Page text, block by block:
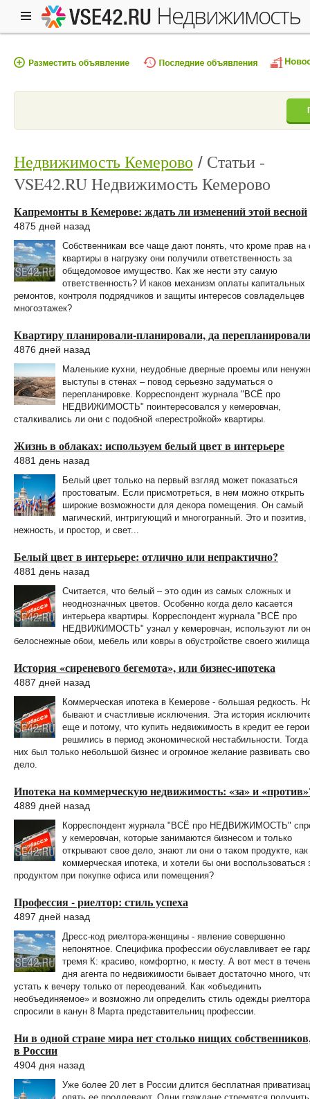
недвижимость
Недвижимость Кемерово
Статьи -
VSE42.RU Недвижимость Кемерово
Капремонты в Кемерове: ждать ли изменений этой весной
4875 дней назад
Собственникам все чаще дают понять, что кроме прав на
квартиры в нагрузку они получили ответственность за
общедомовое имущество. Как же нести эту самую
ответственность? И каков механизм оплаты капитальных
ремонтов, контроля подрядчиков и защиты интересов совладельцев
многоэтажек?
Квартиру планировали-планировали, да перепланировали
4876 дней назад
Маленькие кухни, неудобные дверные проемы или
выступы в стенах – повод серьезно задуматься о
перепланировке. Корреспондент журнала "ВСЁ про
НЕДВИЖИМОСТЬ" поинтересовался у кемеровчан,
сталкивались ли они с подобной «перестройкой» квартиры.
Жизнь в облаках: используем белый цвет в интерьере
4881 день назад
Белый цвет только на первый взгляд может показаться
простоватым. Если присмотреться, в нем можно открыть
широкие возможности для декора помещения. Он самый
магический, интригующий и многогранный. Это и позитив,
нежность, и простор, и свет...
Белый цвет в интерьере: отлично или непрактично?
4881 день назад
Считается, что белый – это один из самых сложных и
неоднозначных цветов. Особенно когда дело касается
интерьера квартиры. Корреспондент журнала "ВСЁ про
НЕДВИЖИМОСТЬ" узнал у кемеровчан, используют ли
белоснежные обои, мебель или ковры в обустройстве своего
История «сиреневого бегемота», или бизнес-ипотека
4887 дней назад
Коммерческая ипотека в Кемерове - большая редкость.
бывают и счастливые исключения. Эта история
еще и потому, что купить недвижимость в кредит ее герои
решились в период экономической нестабильности. Тогда
них был только небольшой бизнес и огромное желание развивать
дело.
Ипотека на коммерческую недвижимость: «за» и
4889 дней назад
Корреспондент журнала "ВСЁ про НЕДВИЖИМОСТЬ"
у кемеровчан, которые занимаются бизнесом и только
открывают свое дело, знают ли они о таком продукте, как
коммерческая ипотека, и хотели бы они воспользоваться
продуктом при покупке офиса или помещения?
Профессия - риелтор: стиль успеха
4897 дней назад
Дресс-код риелтора-женщины - явление совершенно
непонятное. Специфика профессии обуславливает ее
тремя К: красиво, комфортно, к месту. А вот мест в
дня агента по недвижимости бывает достаточно много,
устать к вечеру только от переодеваний. Как «объединить
необъединяемое» и возможно ли определить стиль одежды
спросили в канун 8 Марта представительниц профессии.
Ни в одной стране мира нет столько нищих
в России
4904 дня назад
Уже более 20 лет в России длится бесплатная